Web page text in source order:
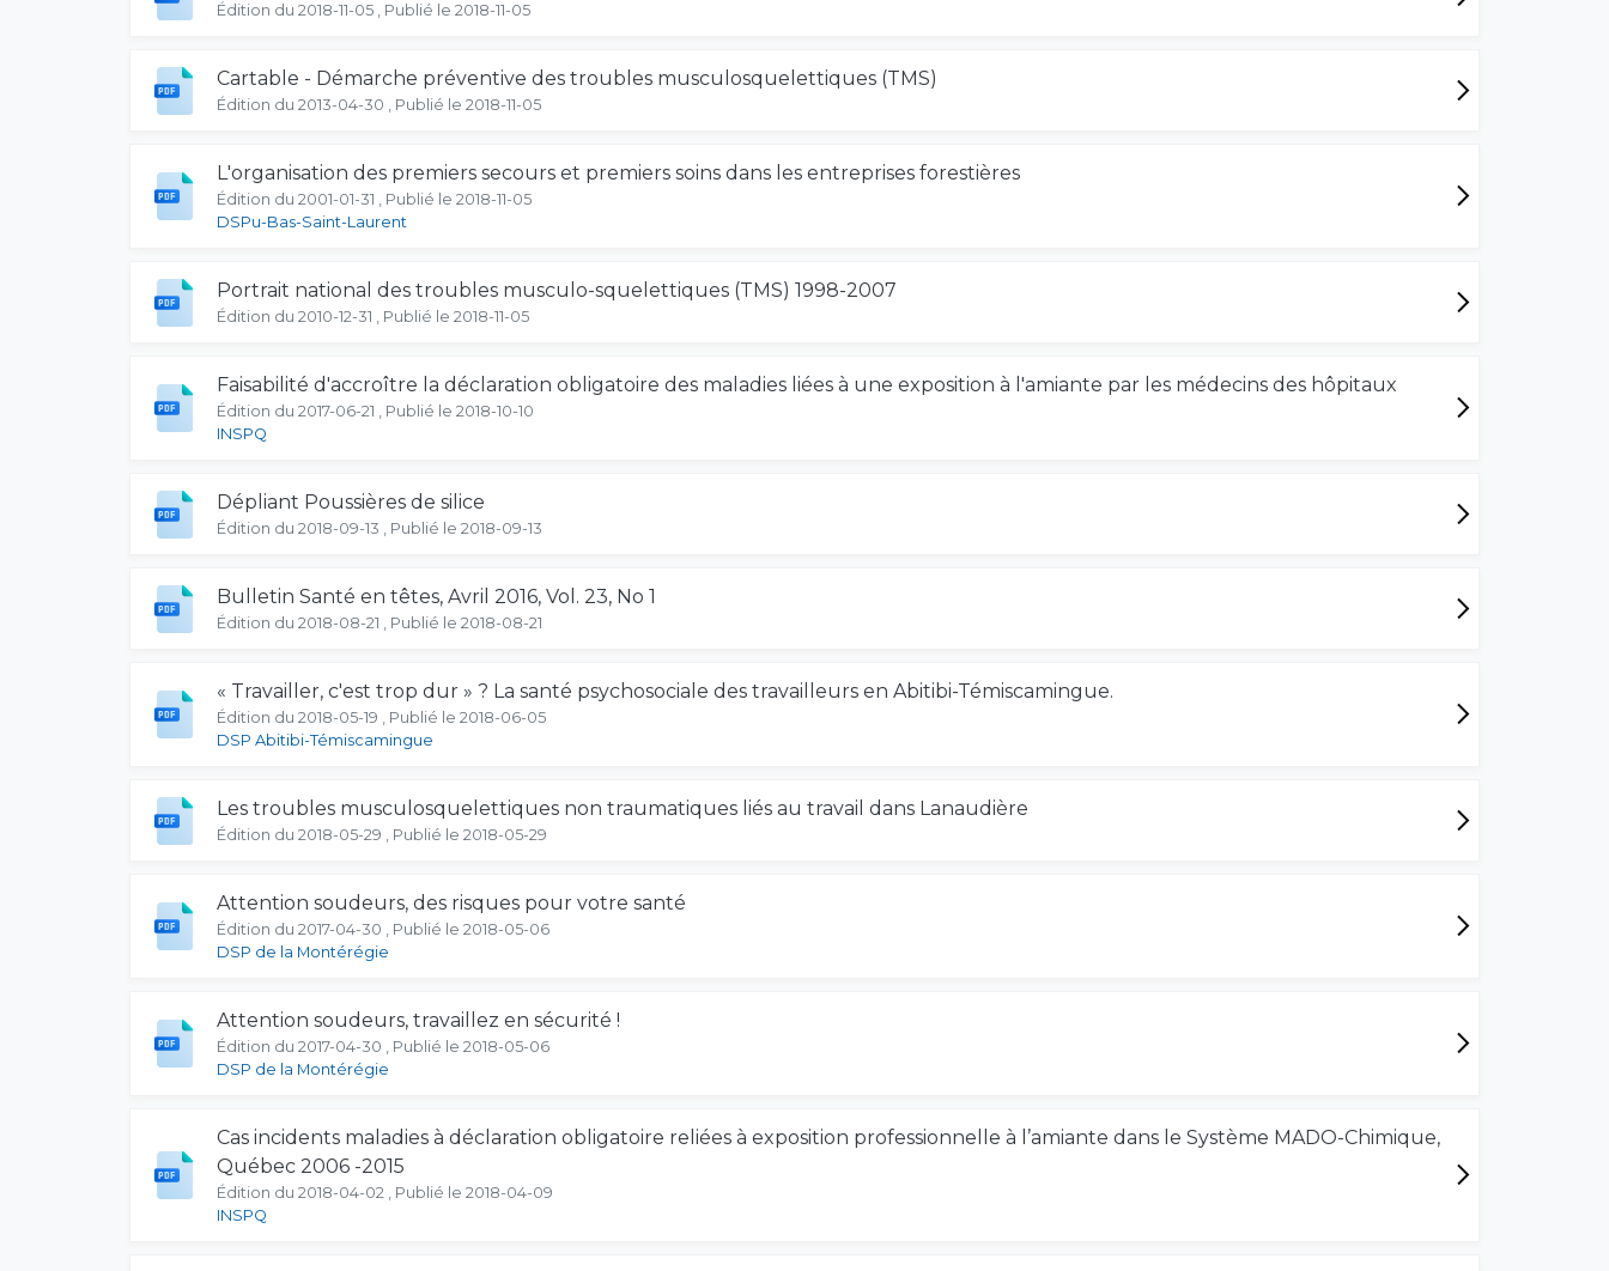
Édition du 2018-11-05 , Publié le 2018-11-05
Cartable - Démarche préventive des troubles musculosquelettiques (TMS)
Édition du 2013-04-30 , Publié le 2018-11-05
L'organisation des premiers secours et premiers soins dans les entreprises forestières
Édition du 2001-01-31 , Publié le 2018-11-05
DSPu-Bas-Saint-Laurent
Portrait national des troubles musculo-squelettiques (TMS) 1998-2007
Édition du 2010-12-31 , Publié le 2018-11-05
Faisabilité d'accroître la déclaration obligatoire des maladies liées à une exposition à l'amiante par les médecins des hôpitaux
Édition du 2017-06-21 , Publié le 2018-10-10
INSPQ
Dépliant Poussières de silice
Édition du 2018-09-13 , Publié le 2018-09-13
Bulletin Santé en têtes, Avril 2016, Vol. 23, No 1
Édition du 2018-08-21 , Publié le 2018-08-21
« Travailler, c'est trop dur » ? La santé psychosociale des travailleurs en Abitibi-Témiscamingue.
Édition du 2018-05-19 , Publié le 2018-06-05
DSP Abitibi-Témiscamingue
Les troubles musculosquelettiques non traumatiques liés au travail dans Lanaudière
Édition du 2018-05-29 , Publié le 2018-05-29
Attention soudeurs, des risques pour votre santé
Édition du 2017-04-30 , Publié le 2018-05-06
DSP de la Montérégie
Attention soudeurs, travaillez en sécurité !
Édition du 2017-04-30 , Publié le 2018-05-06
DSP de la Montérégie
Cas incidents maladies à déclaration obligatoire reliées à exposition professionnelle à l’amiante dans le Système MADO-Chimique,
Québec 2006 -2015
Édition du 2018-04-02 , Publié le 2018-04-09
INSPQ